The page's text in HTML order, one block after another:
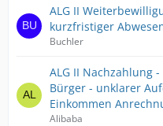
ALG II
kurzfristiger
Buchler
ALG II Nachzahlung
Bürger - unklarer
Einkommen
Alibaba